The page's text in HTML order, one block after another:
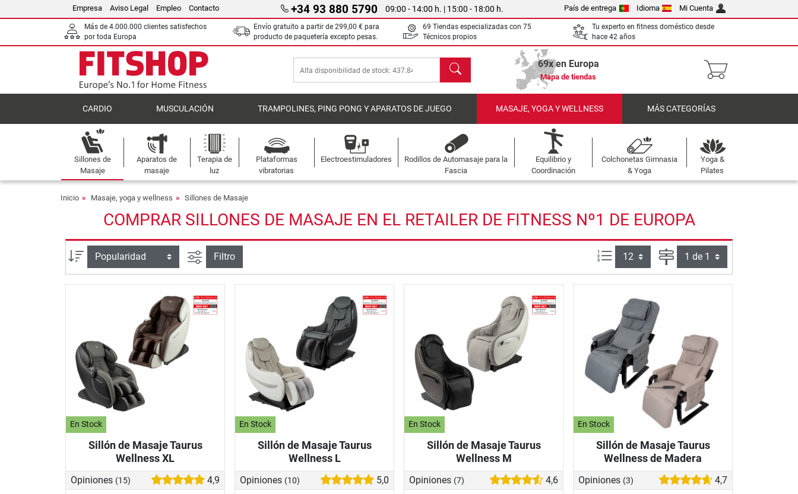
Empresa Aviso Legal Empleo Contacto +34 93 880 5790 09:00 - 14:00 h. | 15:00 - 18:00 h. País de entrega Idioma Mi Cuenta
Más de 4.000.000 clientes satisfechos
por toda Europa
Envío gratuito a partir de 299,00 € para
producto de paquetería excepto pesas.
69 Tiendas especializadas con 75
Técnicos propios
Tu experto en fitness doméstico desde
hace 42 años
Buscar 69x en Europa
Mapa de tiendas
CARDIO MUSCULACIÓN TRAMPOLINES, PING PONG Y APARATOS DE JUEGO MASAJE, YOGA Y WELLNESS MÁS CATEGORÍAS
Sillones de
Masaje
Aparatos de
masaje
Terapia de
luz
Plataformas
vibratorias
Electroestimuladores
Rodillos de Automasaje para la
Fascia
Equilibrio y
Coordinación
Colchonetas Gimnasia
& Yoga
Yoga &
Pilates
Inicio Masaje, yoga y wellness Sillones de Masaje
COMPRAR SILLONES DE MASAJE EN EL RETAILER DE FITNESS Nº1 DE EUROPA
Ordenar por Busqueda avanzada
Filtro Artículos por página:
Página
En Stock
Sillón de Masaje Taurus
Wellness XL
Opiniones (15) 4,9
En Stock
Sillón de Masaje Taurus
Wellness L
Opiniones (10) 5,0
En Stock
Sillón de Masaje Taurus
Wellness M
Opiniones (7) 4,6
En Stock
Sillón de Masaje Taurus
Wellness de Madera
Opiniones (3) 4,7